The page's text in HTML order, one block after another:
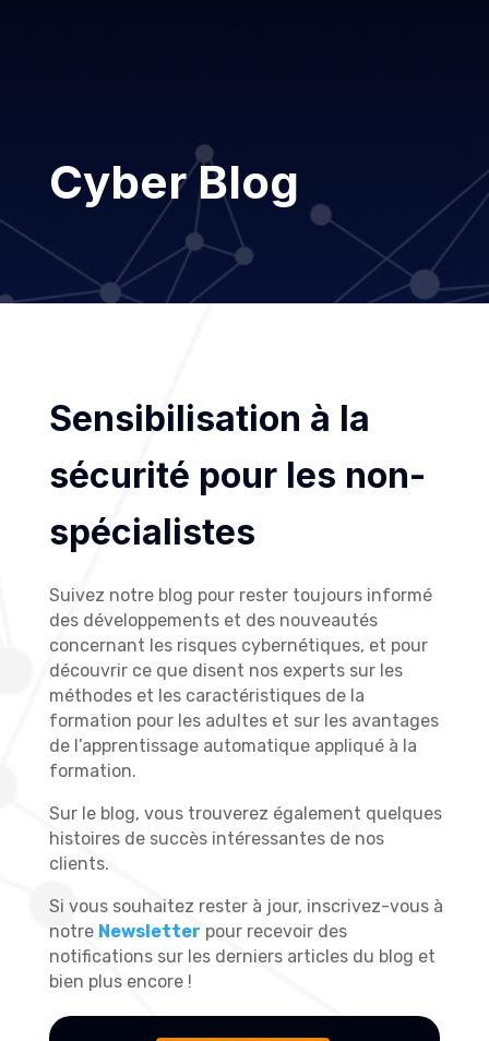
Cyber Blog
Sensibilisation à la
sécurité pour les non-
spécialistes
Suivez notre blog pour rester toujours informé
des développements et des nouveautés
concernant les risques cybernétiques, et pour
découvrir ce que disent nos experts sur les
méthodes et les caractéristiques de la
formation pour les adultes et sur les avantages
de l’apprentissage automatique appliqué à la
formation.
Sur le blog, vous trouverez également quelques
histoires de succès intéressantes de nos
clients.
Si vous souhaitez rester à jour, inscrivez-vous à
notre Newsletter pour recevoir des
notifications sur les derniers articles du blog et
bien plus encore !